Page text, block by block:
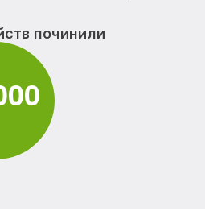
починили
00